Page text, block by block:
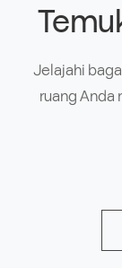
Jelajahi
ruang Anda